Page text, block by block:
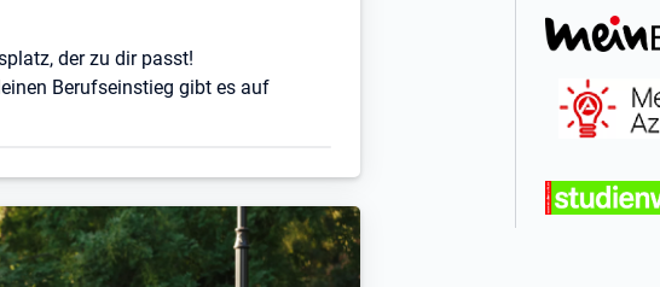
der zu dir passt!
Berufseinstieg gibt es auf